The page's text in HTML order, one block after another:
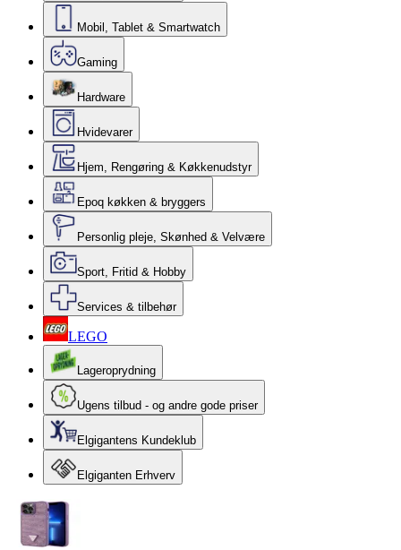
Mobil, Tablet & Smartwatch
Gaming
Hardware
Hvidevarer
Hjem, Rengøring & Køkkenudstyr
Epoq køkken & bryggers
Personlig pleje, Skønhed & Velvære
Sport, Fritid & Hobby
Services & tilbehør
LEGO
Lageroprydning
Ugens tilbud - og andre gode priser
Elgigantens Kundeklub
Elgiganten Erhverv